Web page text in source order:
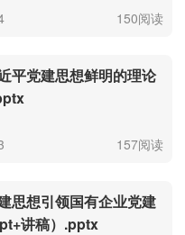
150阅读
157阅读
讲稿）.pptx